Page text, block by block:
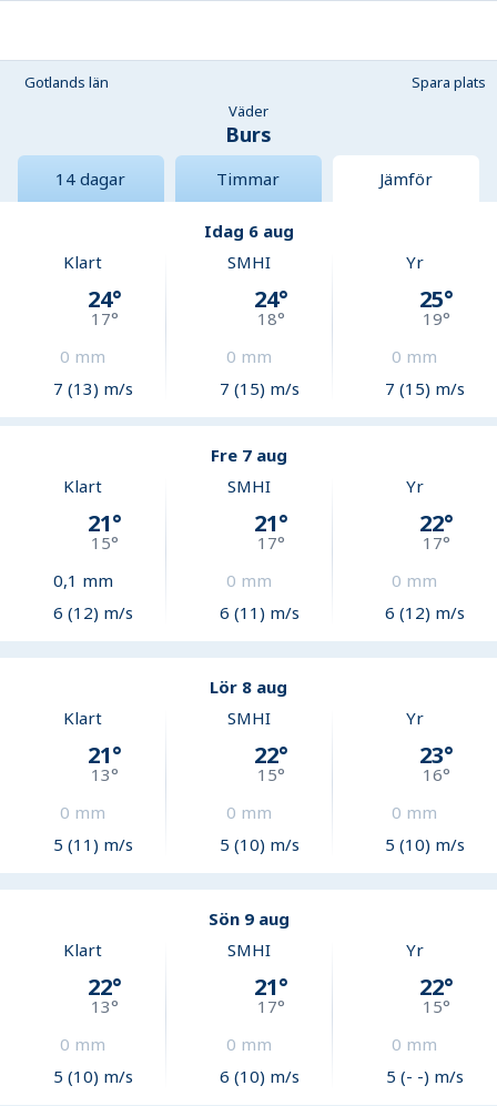
Gotlands län
Spara plats
Väder
Burs
14 dagar Timmar Jämför
Idag 6 aug
Klart
24°
17°
0 mm
7 (13) m/s
SMHI
24°
18°
0 mm
7 (15) m/s
Yr
25°
19°
0 mm
7 (15) m/s
Fre 7 aug
Klart
21°
15°
0,1 mm
6 (12) m/s
SMHI
21°
17°
0 mm
6 (11) m/s
Yr
22°
17°
0 mm
6 (12) m/s
Lör 8 aug
Klart
21°
13°
0 mm
5 (11) m/s
SMHI
22°
15°
0 mm
5 (10) m/s
Yr
23°
16°
0 mm
5 (10) m/s
Sön 9 aug
Klart
22°
13°
0 mm
5 (10) m/s
SMHI
21°
17°
0 mm
6 (10) m/s
Yr
22°
15°
0 mm
5 (- -) m/s